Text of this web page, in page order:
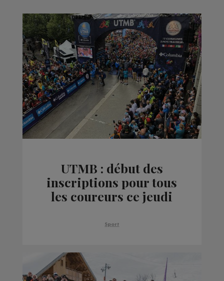
UTMB : début des
inscriptions pour tous
les coureurs ce jeudi
Sport